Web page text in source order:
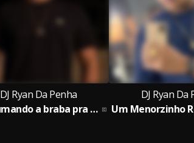
DJ Ryan Da Penha
Tou fumando a braba pra relaxar a mente
DJ Ryan Da